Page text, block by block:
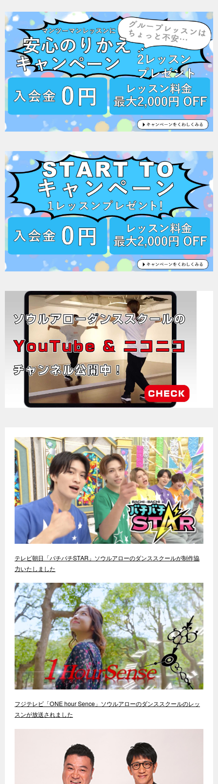
テレビ朝日「バチバチSTAR」ソウルアローのダンススクールが制作協
力いたしました
フジテレビ「ONE hour Sence」ソウルアローのダンススクールのレッ
スンが放送されました